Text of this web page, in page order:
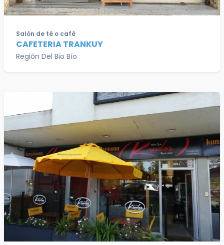
Salón de té o café
CAFETERIA TRANKUY
Región Del Bio Bío